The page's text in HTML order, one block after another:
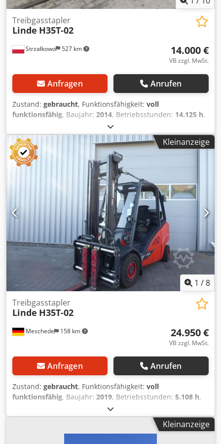
Strzałkowo 527 km
Treibgasstapler
Linde H35T-02
14.000 €
VB zzgl. MwSt.
Anfragen Anrufen
Zustand: gebraucht, Funktionsfähigkeit: voll
funktionsfähig, Baujahr: 2014, Betriebsstunden: 14.125 h,
, Hubhöhe:4.655 mm
mm, Kraftstofftyp:Gas, Masttyp:Triplex, Bauhöhe:2.191
mm, Antriebsart: Treibgas, Treibgasstapler ISO Klasse: ISO
Klasse 3 = 2.500 - 4.999 kg Masttyp: Triplex Zustand:
Einsatzbereit und voll funktionsfähig Zustand Technisch:
gut Dkjdpfsv S N Ddox Ad Isr 3. Ventil, 4. Ventil, Heizung,
Kleinanzeige
1 /8
Meschede 158 km
Treibgasstapler
Linde H35T-02
24.950 €
VB zzgl. MwSt.
Anfragen Anrufen
Zustand: gebraucht, Funktionsfähigkeit: voll
funktionsfähig, Baujahr: 2019, Betriebsstunden: 5.108 h,
, Hubhöhe:3.650 mm
mm, Kraftstofftyp:Gas, Masttyp:Simplex, Antriebsart:
, Treibgasstapler Lastschwerpunkt: 500 ISOKleinanzeige